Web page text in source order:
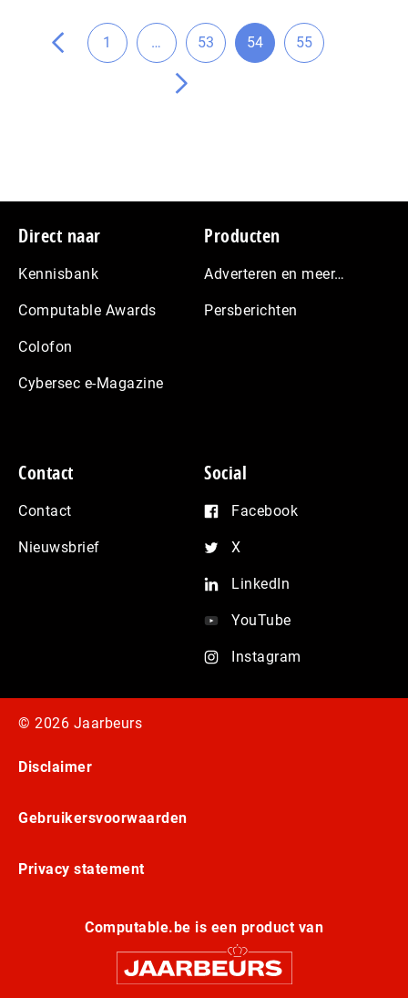
Ga
Ga
1
Tussenliggende
pagina's
weggelaten
…
Ga
53
Ga
54
Ga
55
Ga
Footer
Direct naar
Kennisbank
Computable Awards
Colofon
Cybersec e-Magazine
Producten
Adverteren en meer…
Persberichten
Contact
Contact
Nieuwsbrief
Social
Facebook
X
LinkedIn
YouTube
Instagram
© 2026 Jaarbeurs
Disclaimer
Gebruikersvoorwaarden
Privacy statement
Computable.be is een product van